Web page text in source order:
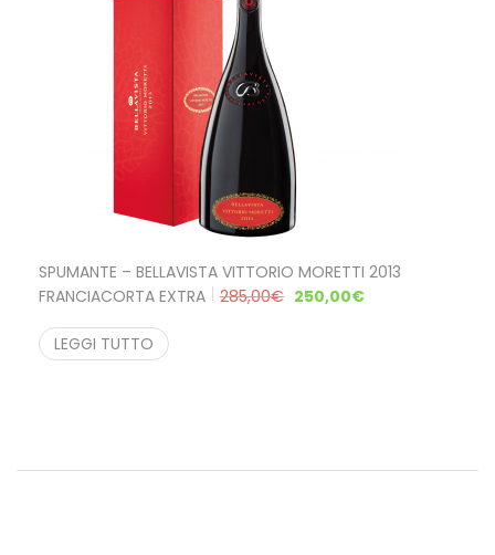
SPUMANTE – BELLAVISTA VITTORIO MORETTI 2013
FRANCIACORTA EXTRA
285,00€ 250,00€
LEGGI TUTTO